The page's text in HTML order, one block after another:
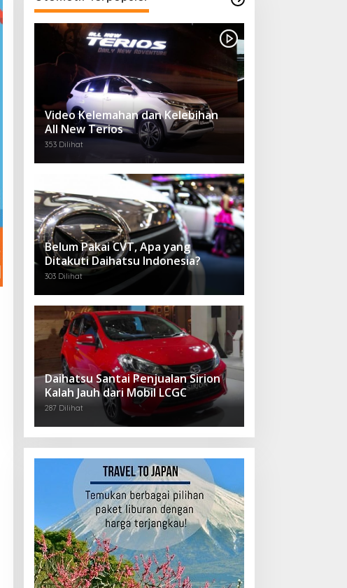
Video Kelemahan dan Kelebihan
All New Terios
353 Dilihat
Belum Pakai CVT, Apa yang
Ditakuti Daihatsu Indonesia?
303 Dilihat
Daihatsu Santai Penjualan Sirion
Kalah Jauh dari Mobil LCGC
287 Dilihat